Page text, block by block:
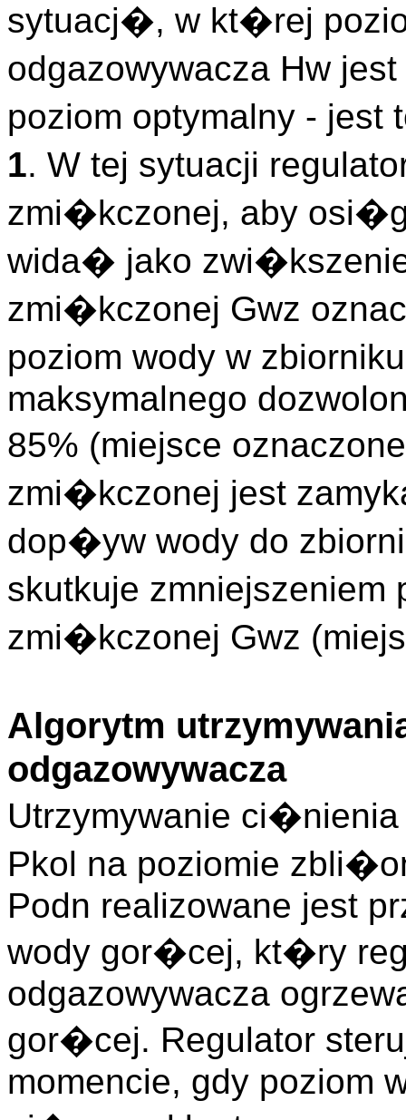
sytuacj�, w kt�rej
odgazowywacza Hw
poziom optymalny -
1. W tej sytuacji
zmi�kczonej, aby
wida� jako
zmi�kczonej Gwz
poziom wody w
maksymalnego
85% (miejsce
zmi�kczonej jest
dop�yw wody do
skutkuje
zmi�kczonej Gwz
Algorytm
odgazowywacza
Utrzymywanie
Pkol na poziomie
Podn realizowane jest
wody gor�cej, kt�ry
odgazowywacza
gor�cej. Regulator
momencie, gdy poziom